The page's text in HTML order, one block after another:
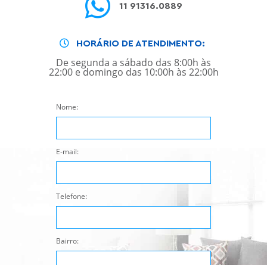
11 91316.0889
HORÁRIO DE ATENDIMENTO:
De segunda a sábado das 8:00h às
22:00 e domingo das 10:00h às 22:00h
Nome:
E-mail:
Telefone:
Bairro: